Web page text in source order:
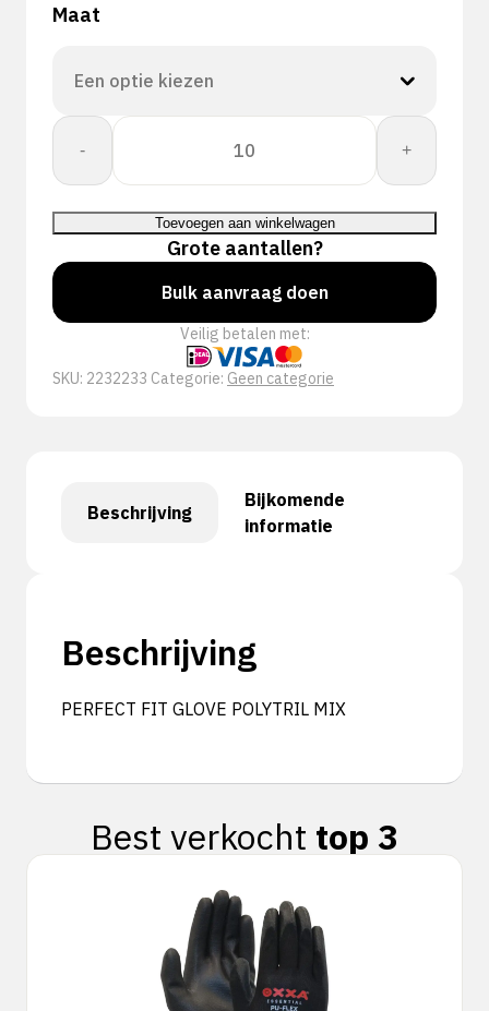
Maat
-
PERFECT
GLOVE
POLYTRIL
MIX
aantal
+
Toevoegen aan winkelwagen
Grote aantallen?
Bulk aanvraag doen
Veilig betalen met:
SKU: 2232233 Categorie: Geen categorie
Beschrijving
Bijkomende
informatie
Beschrijving
PERFECT FIT GLOVE POLYTRIL MIX
Best verkocht top 3